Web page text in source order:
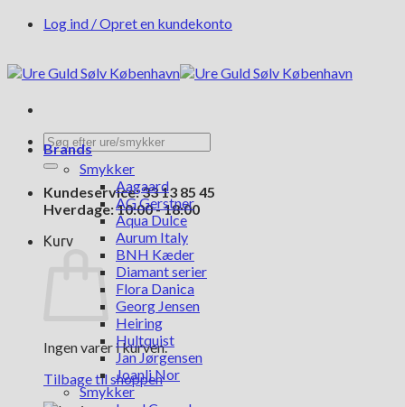
FortsætLog ind / Opret en kundekonto
Søg
efter:
Kundeservice: 33 13 85 45
Hverdage: 10:00 - 18:00
Kurv
Ingen varer i kurven.
Tilbage til shoppen
Brands
Smykker
Aagaard
AG Gerstner
Aqua Dulce
Aurum Italy
BNH Kæder
Diamant serier
Flora Danica
Georg Jensen
Heiring
Hultquist
Jan Jørgensen
Joanli Nor
Smykker